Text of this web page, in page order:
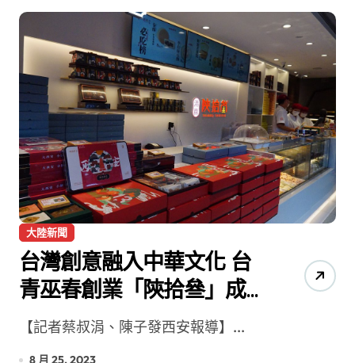
大陸新聞
台灣創意融入中華文化 台
青巫春創業「陝拾叄」成
陝西網紅店
【記者蔡叔涓、陳子發西安報導】...
8 月 25, 2023